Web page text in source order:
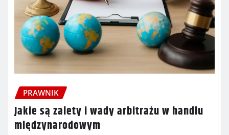
PRAWNIK
Jakie są zalety i wady arbitrażu w handlu
międzynarodowym